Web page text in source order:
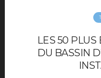
LES 50 PLUS
DU BASSIN
Motivation